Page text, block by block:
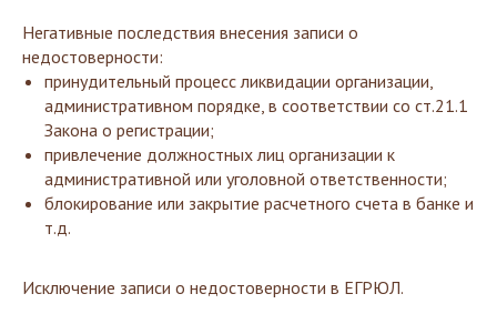
Негативные последствия внесения записи о
недостоверности:
принудительный процесс ликвидации организации,
административном порядке, в соответствии со ст.21.1
Закона о регистрации;
привлечение должностных лиц организации к
административной или уголовной ответственности;
блокирование или закрытие расчетного счета в банке и
т.д.
Исключение записи о недостоверности в ЕГРЮЛ.